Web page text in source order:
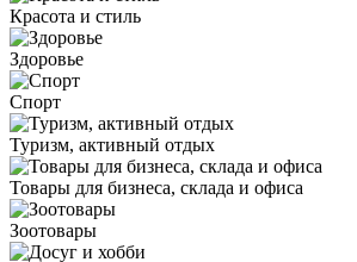
Красота и стиль
Здоровье
Спорт
Туризм, активный отдых
Товары для бизнеса, склада и офиса
Зоотовары